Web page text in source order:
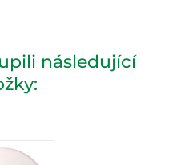
následující